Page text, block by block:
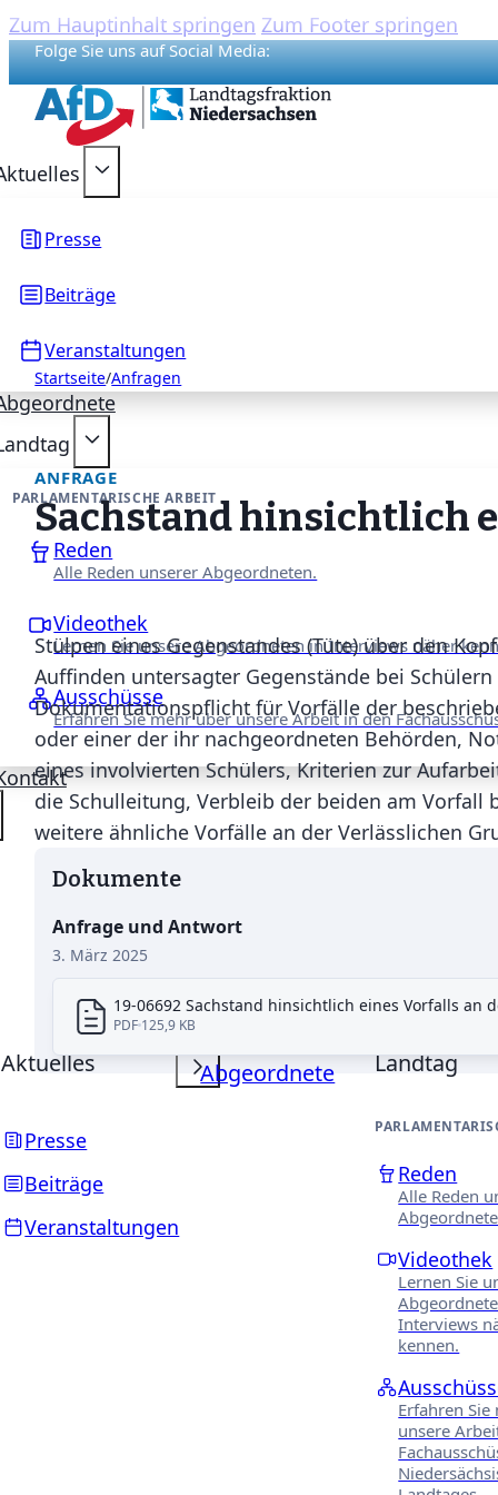
Zum Hauptinhalt springen Zum Footer springen
Folge Sie uns auf Social Media:
{acf_social_media_plattform}
{acf_social_media_plattform}
{acf_social_media_plattform}
{acf_social_media_plattform}
{acf_social_media_plattform}
Presse
Beiträge
Veranstaltungen
PARLAMENTARISCHE ARBEIT
Reden
Alle Reden unserer Abgeordneten.
Videothek
Lernen Sie unsere Abgeordneten in Interviews näher
Ausschüsse
Erfahren Sie mehr über unsere Arbeit in den
Aktuelles
Presse
Beiträge
Veranstaltungen
Abgeordnete Landtag
Reden
Alle Reden
Videothek
Lernen Sie
Interviews
kennen.
Erfahren Sie
unsere
Startseite/Anfragen
ANFRAGE
Sachstand hinsichtlich
Stülpen eines Gegenstandes (Tüte) über den
Auffinden untersagter Gegenstände bei
Dokumentationspflicht für Vorfälle der
oder einer der ihr nachgeordneten Behörden,
eines involvierten Schülers, Kriterien zur
die Schulleitung, Verbleib der beiden am Vorfall
weitere ähnliche Vorfälle an der Verlässlichen
Dokumente
Anfrage und Antwort
3. März 2025
19-06692 Sachstand hinsichtlich eines Vorfalls an
PDF 125,9 KB